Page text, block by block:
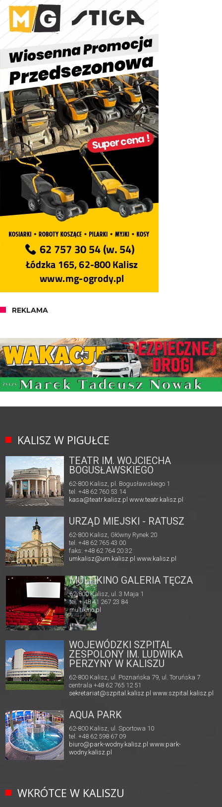
REKLAMA
KALISZ W PIGUŁCE
TEATR IM. WOJCIECHA
BOGUSŁAWSKIEGO
62-800 Kalisz, pl. Bogusławskiego 1
tel. +48 62 760 53 14
kasa@teatr.kalisz.pl www.teatr.kalisz.pl
URZĄD MIEJSKI - RATUSZ
62-800 Kalisz, Główny Rynek 20
tel. +48 62 765 43 00
faks: +48 62 764 20 32
umkalisz@um.kalisz.plwww.kalisz.pl
MULTIKINO GALERIA TĘCZA
62-800 Kalisz, ul. 3 Maja 1
tel. + 48 41 267 23 84
multikino.pl
WOJEWÓDZKI SZPITAL
ZESPOLONY IM. LUDWIKA
PERZYNY W KALISZU
62-800 Kalisz, ul. Poznańska 79, ul. Toruńska 7
centrala +48 62 765 12 51
sekretariat@szpital.kalisz.pl www.szpital.kalisz.pl
AQUA PARK
62-800 Kalisz, ul. Sportowa 10
tel. +48 62 598 67 09
biuro@park-wodny.kalisz.pl www.park-
wodny.kalisz.pl
WKRÓTCE W KALISZU